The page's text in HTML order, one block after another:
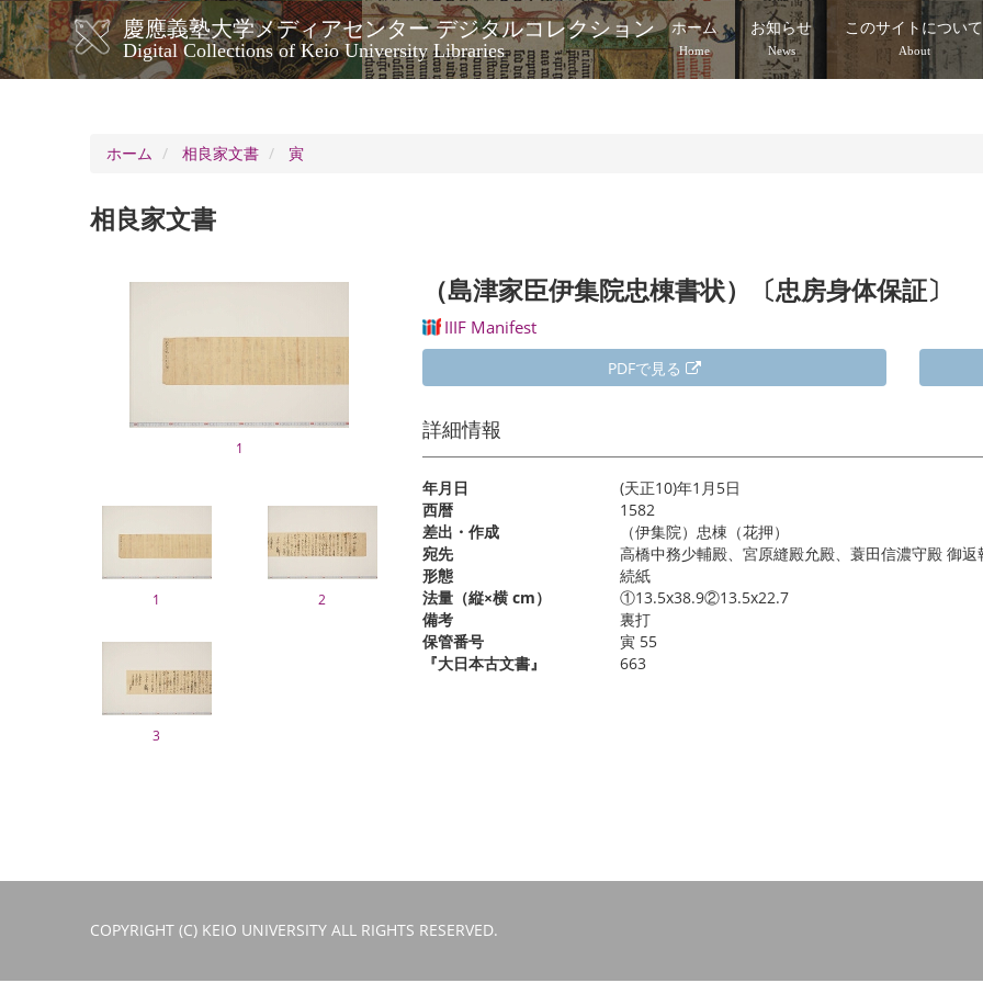
メ
イ
ン
コ
慶應義塾大学メディアセンター デジタルコレクション
Digital Collections of Keio University Libraries
メ
イ
ビ
ー
シ
ホーム
Home
お知らせ
News
このサイトについて
About
ホーム 相良家文書 寅
相良家文書
1
1 2
3
（島津家臣伊集院忠棟書状）〔忠房身体保証〕
IIIF Manifest
PDFで見る
詳細情報
年月日
(天正10)年1月5日
西暦
1582
差出・作成
（伊集院）忠棟（花押）
宛先
高橋中務少輔殿、宮原縫殿允殿、蓑田信濃守殿 御返
形態
続紙
法量（縦×横 cm）
①13.5x38.9②13.5x22.7
備考
裏打
保管番号
寅 55
『大日本古文書』
663
COPYRIGHT (C) KEIO UNIVERSITY ALL RIGHTS RESERVED.